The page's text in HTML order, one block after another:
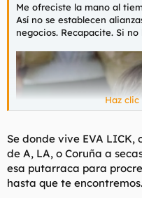
Me ofreciste la mano al
Así no se establecen
negocios. Recapacite. Si
Haz
Se donde vive EVA
de A, LA, o Coruña a
esa putarraca para
hasta que te encontremos.